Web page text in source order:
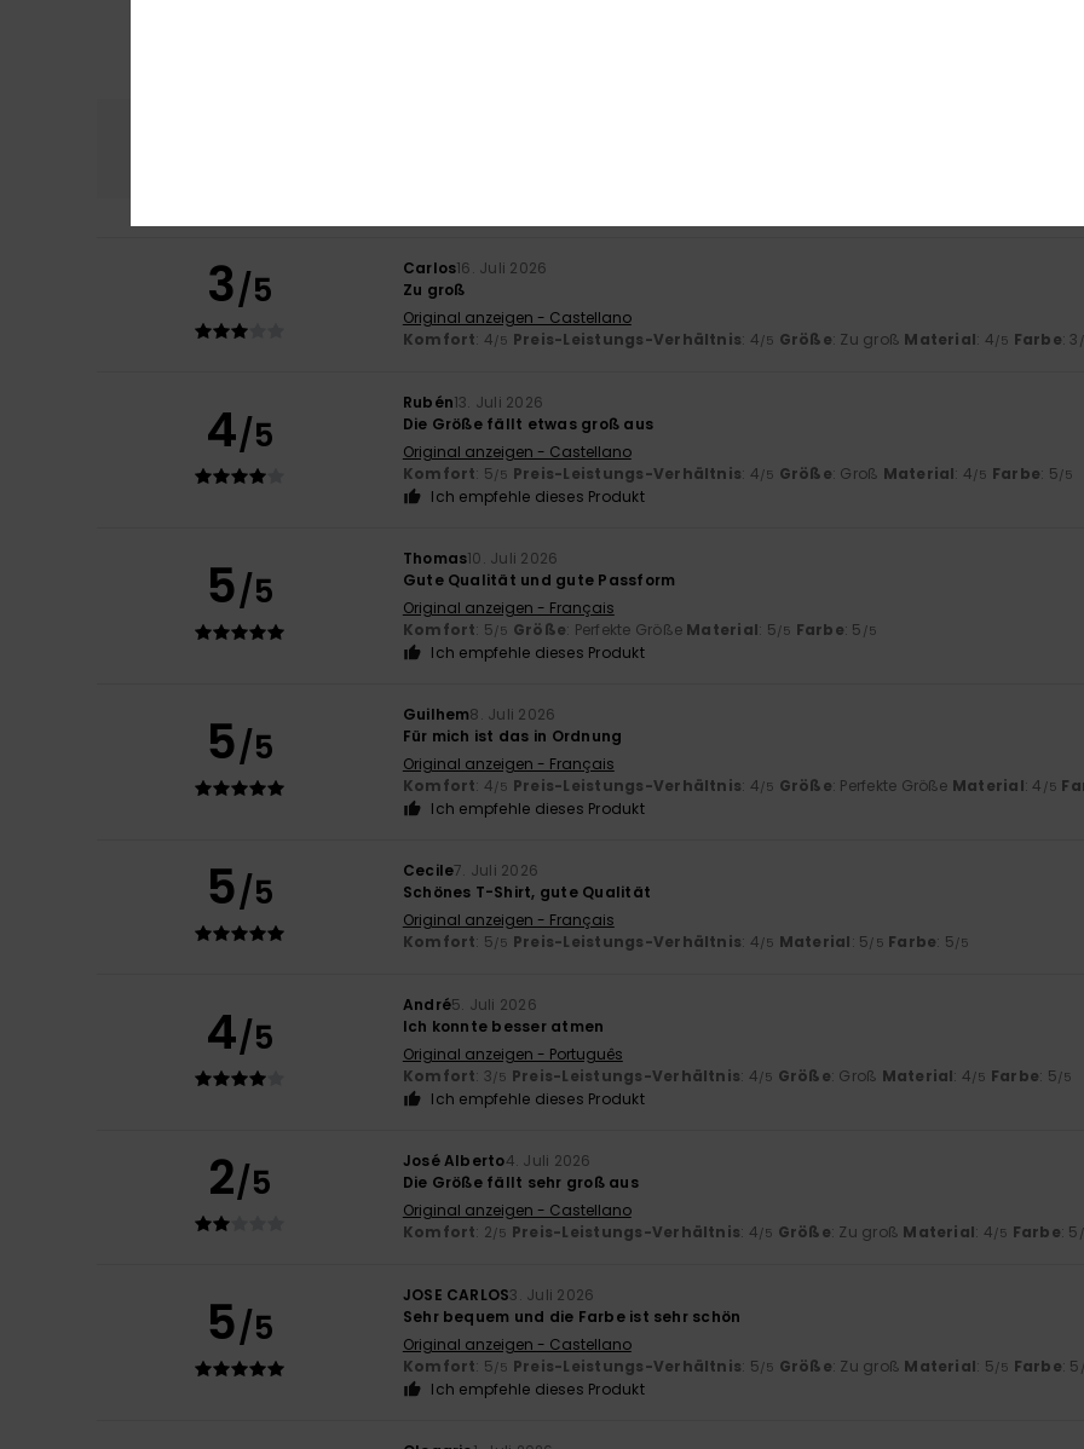
3/5 Carlos16. Juli 2026
Zu groß
Original anzeigen - Castellano
Komfort: 4/5 Preis-Leistungs-Verhältnis: 4/5 Größe: Zu groß Material: 4/5 Farbe: 3
4/5
Rubén13. Juli 2026
Die Größe fällt etwas groß aus
Original anzeigen - Castellano
Komfort: 5/5 Preis-Leistungs-Verhältnis: 4/5 Größe: Groß Material: 4/5 Farbe: 5/5
Ich empfehle dieses Produkt
5/5
Thomas10. Juli 2026
Gute Qualität und gute Passform
Original anzeigen - Français
Komfort: 5/5 Größe: Perfekte Größe Material: 5/5 Farbe: 5 /5
Ich empfehle dieses Produkt
5/5
Guilhem8. Juli 2026
Für mich ist das in Ordnung
Original anzeigen - Français
Komfort: 4/5 Preis-Leistungs-Verhältnis: 4/5 Größe: Perfekte Größe Material: 4 /5
Ich empfehle dieses Produkt
5/5 Cecile7. Juli 2026
Schönes T-Shirt, gute Qualität
Original anzeigen - Français
Komfort: 5/5 Preis-Leistungs-Verhältnis: 4/5 Material: 5/5 Farbe: 5/5
4/5
André5. Juli 2026
Ich konnte besser atmen
Original anzeigen - Português
Komfort: 3/5 Preis-Leistungs-Verhältnis: 4/5 Größe: Groß Material: 4/5 Farbe: 5/5
Ich empfehle dieses Produkt
2/5 José Alberto4. Juli 2026
Die Größe fällt sehr groß aus
Original anzeigen - Castellano
Komfort: 2/5 Preis-Leistungs-Verhältnis: 4/5 Größe: Zu groß Material: 4/5 Farbe: 5
5/5
JOSE CARLOS3. Juli 2026
Sehr bequem und die Farbe ist sehr schön
Original anzeigen - Castellano
Komfort: 5/5 Preis-Leistungs-Verhältnis: 5/5 Größe: Zu groß Material: 5/5 Farbe: 5
Ich empfehle dieses Produkt